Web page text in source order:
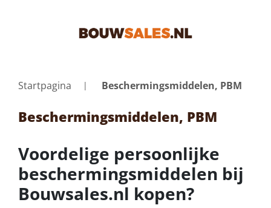
Startpagina Beschermingsmiddelen, PBM
Beschermingsmiddelen, PBM
Voordelige persoonlijke
beschermingsmiddelen bij
Bouwsales.nl kopen?